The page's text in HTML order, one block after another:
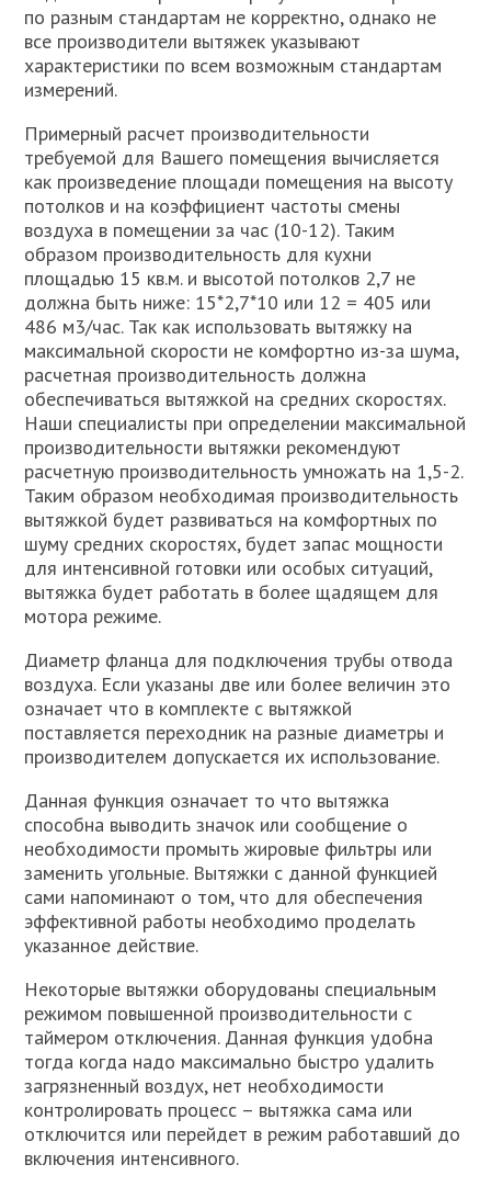
по разным стандартам не корректно, однако не
все производители вытяжек указывают
характеристики по всем возможным стандартам
измерений.
Примерный расчет производительности
требуемой для Вашего помещения вычисляется
как произведение площади помещения на высоту
потолков и на коэффициент частоты смены
воздуха в помещении за час (10-12). Таким
образом производительность для кухни
площадью 15 кв.м. и высотой потолков 2,7 не
должна быть ниже: 15*2,7*10 или 12 = 405 или
486 м3/час. Так как использовать вытяжку на
максимальной скорости не комфортно из-за шума,
расчетная производительность должна
обеспечиваться вытяжкой на средних скоростях.
Наши специалисты при определении максимальной
производительности вытяжки рекомендуют
расчетную производительность умножать на 1,5-2.
Таким образом необходимая производительность
вытяжкой будет развиваться на комфортных по
шуму средних скоростях, будет запас мощности
для интенсивной готовки или особых ситуаций,
вытяжка будет работать в более щадящем для
мотора режиме.
Диаметр фланца для подключения трубы отвода
воздуха. Если указаны две или более величин это
означает что в комплекте с вытяжкой
поставляется переходник на разные диаметры и
производителем допускается их использование.
Данная функция означает то что вытяжка
способна выводить значок или сообщение о
необходимости промыть жировые фильтры или
заменить угольные. Вытяжки с данной функцией
сами напоминают о том, что для обеспечения
эффективной работы необходимо проделать
указанное действие.
Некоторые вытяжки оборудованы специальным
режимом повышенной производительности с
таймером отключения. Данная функция удобна
тогда когда надо максимально быстро удалить
загрязненный воздух, нет необходимости
контролировать процесс – вытяжка сама или
отключится или перейдет в режим работавший до
включения интенсивного.